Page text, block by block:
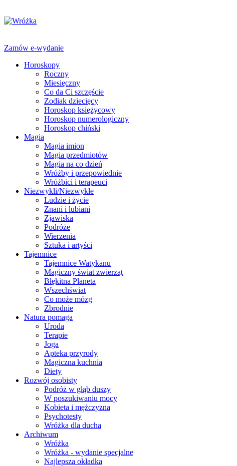
Zamów e-wydanie
Horoskopy
Roczny
Miesięczny
Co da Ci szczęście
Zodiak dziecięcy
Horoskop księżycowy
Horoskop numerologiczny
Horoskop chiński
Magia
Magia imion
Magia przedmiotów
Magia na co dzień
Wróżby i przepowiednie
Wróżbici i terapeuci
Niezwykli/Niezwykłe
Ludzie i życie
Znani i lubiani
Zjawiska
Podróże
Wierzenia
Sztuka i artyści
Tajemnice
Tajemnice Watykanu
Magiczny świat zwierząt
Błękitna Planeta
Wszechświat
Co może mózg
Zbrodnie
Natura pomaga
Uroda
Terapie
Joga
Apteka przyrody
Magiczna kuchnia
Diety
Rozwój osobisty
Podróż w głąb duszy
W poszukiwaniu mocy
Kobieta i mężczyzna
Psychotesty
Wróżka dla ducha
Archiwum
Wróżka
Wróżka - wydanie specjalne
Najlepsza okładka